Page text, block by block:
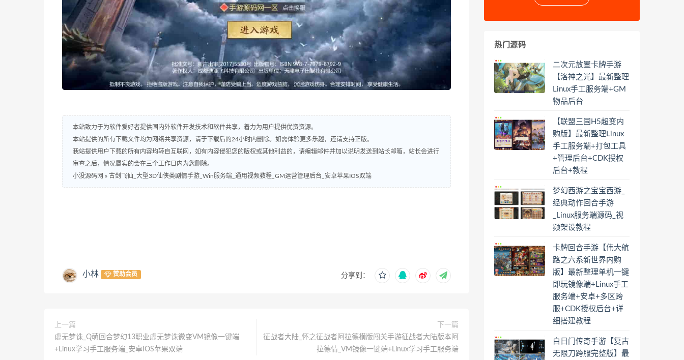
本站致力于为软件爱好者提供国内外软件开发技术和软件共享，着力为用户提供优资资源。
本站提供的所有下载文件均为网络共享资源，请于下载后的24小时内删除。如需体验更多乐趣，还请支持正版。
我站提供用户下载的所有内容均转自互联网，如有内容侵犯您的版权或其他利益的，请编辑邮件并加以说明发送到站长邮箱，站长会进行
审查之后，情况属实的会在三个工作日内为您删除。
小没源码网 » 古剑飞仙_大型3D仙侠类剧情手游_Win服务端_通用视频教程_GM运营管理后台_安卓苹果IOS双端
小林 赞助会员 分享到：
上一篇
虚无梦诛_Q萌回合梦幻13职业虚无梦诛微变VM镜像一键端
+Linux学习手工服务端_安卓IOS苹果双端
下一篇
征战者大陆_怀之征战者阿拉德横版闯关手游征战者大陆版本阿
拉德情_VM镜像一键端+Linux学习手工服务端
热门源码
二次元放置卡牌手游
【洛神之光】最新整理
Linux手工服务端+GM
物品后台
【联盟三国H5超变内
购版】最新整理Linux
手工服务端+打包工具
+管理后台+CDK授权
后台+教程
梦幻西游之宝宝西游_
经典动作回合手游
_Linux服务端源码_视
频架设教程
卡牌回合手游【伟大航
路之六系新世界内购
版】最新整理单机一键
即玩镜像端+Linux手工
服务端+安卓+多区跨
服+CDK授权后台+详
细搭建教程
白日门传奇手游【复古
无限刀跨服完整版】最